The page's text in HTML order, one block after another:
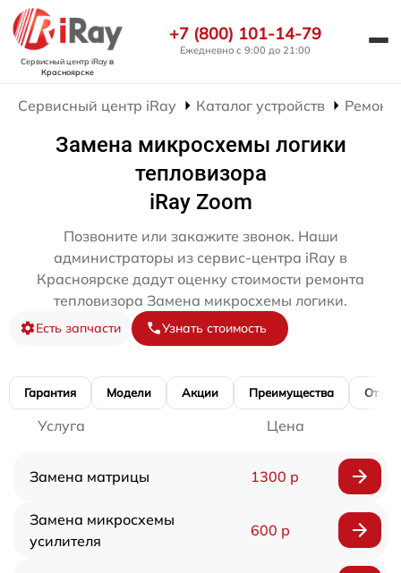
Сервисный центр iRayв
Красноярске
+7 (800) 101-14-79
Ежедневно с 9:00 до 21:00
Сервисный центр iRay Каталог устройств Ремонт
Замена микросхемы логики
тепловизора
iRay Zoom
Позвоните или закажите звонок. Наши
администраторы из сервис-центра iRay в
Красноярске дадут оценку стоимости ремонта
тепловизора Замена микросхемы логики.
Есть запчасти Узнать стоимость
Гарантия Модели Акции Преимущества
Услуга Цена
Замена матрицы 1300 р
Замена микросхемы
усилителя
600 р